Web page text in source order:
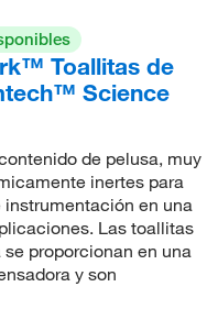
Toallitas de
Science
de pelusa, muy
inertes para
en una
Las toallitas
proporcionan en una
y son